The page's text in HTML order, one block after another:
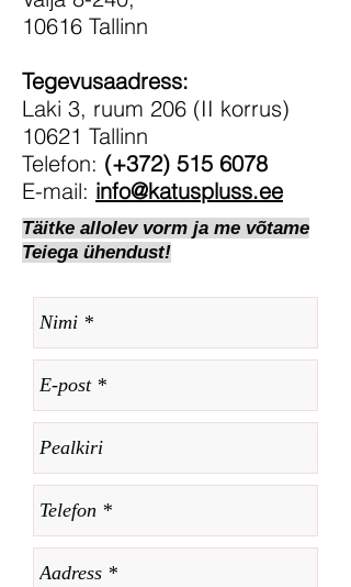
10616 Tallinn
Tegevusaadress:
Laki 3, ruum 206 (II korrus)
10621 Tallinn
Telefon: (+372) 515 6078
E-mail: info@katuspluss.ee
Täitke allolev vorm ja me võtame
Teiega ühendust!